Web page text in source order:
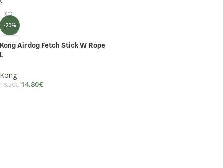
-20%
Kong Airdog Fetch Stick W Rope
L
Kong
18.50€ 14.80€